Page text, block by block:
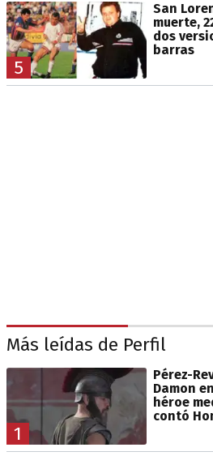
5
San
muerte,
dos
barras
Más leídas de Perfil
1
Pérez-
Damon
héroe
contó